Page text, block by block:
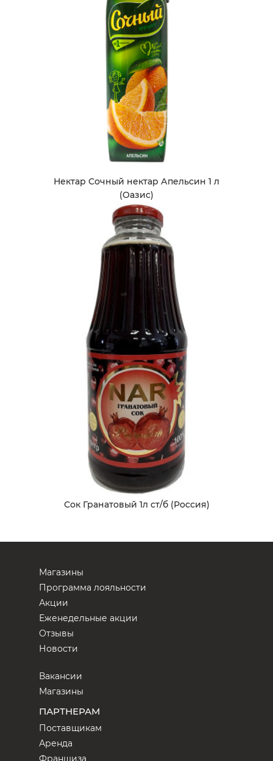
Нектар Сочный нектар Апельсин 1 л
(Оазис)
Сок Гранатовый 1л ст/б (Россия)
Магазины
Программа лояльности
Акции
Еженедельные акции
Отзывы
Новости
Вакансии
Магазины
ПАРТНЕРАМ
Поставщикам
Аренда
Франшиза